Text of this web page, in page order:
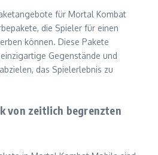
für Mortal Kombat
die Spieler für einen
können. Diese Pakete
Gegenstände und
das Spielerlebnis zu
von zeitlich begrenzten